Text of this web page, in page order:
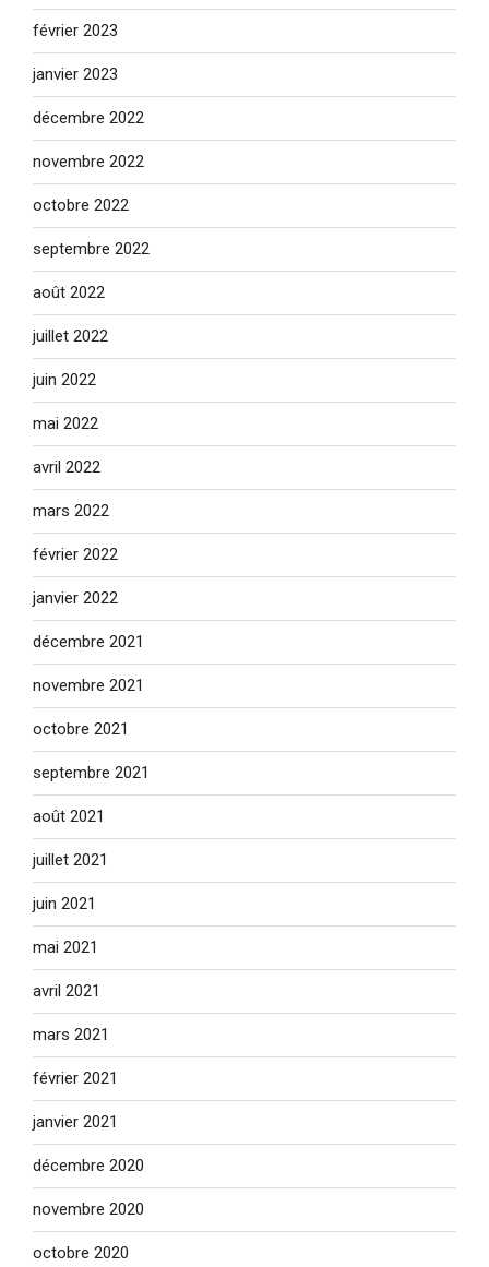
février 2023
janvier 2023
décembre 2022
novembre 2022
octobre 2022
septembre 2022
août 2022
juillet 2022
juin 2022
mai 2022
avril 2022
mars 2022
février 2022
janvier 2022
décembre 2021
novembre 2021
octobre 2021
septembre 2021
août 2021
juillet 2021
juin 2021
mai 2021
avril 2021
mars 2021
février 2021
janvier 2021
décembre 2020
novembre 2020
octobre 2020